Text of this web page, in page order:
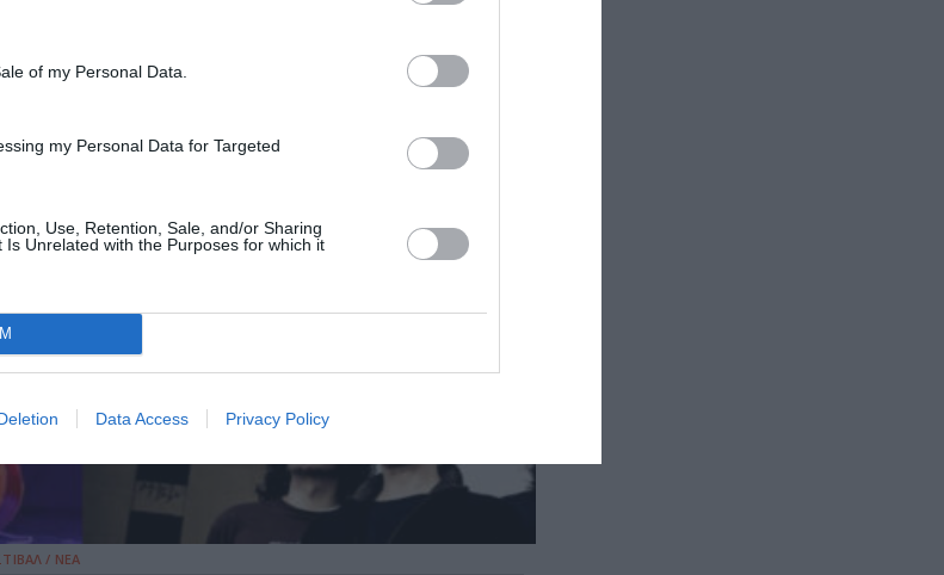
of my Personal Data.
my Personal Data for Targeted
Use, Retention, Sale, and/or Sharing
Unrelated with the Purposes for which it
Data Access Privacy Policy
/ ΝΕΑ